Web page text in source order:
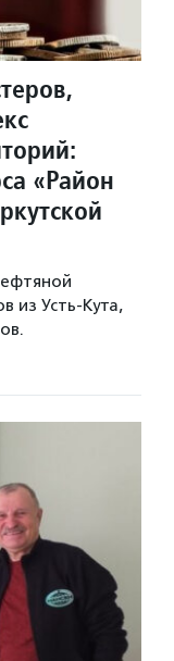
«Район
из Усть-Кута,